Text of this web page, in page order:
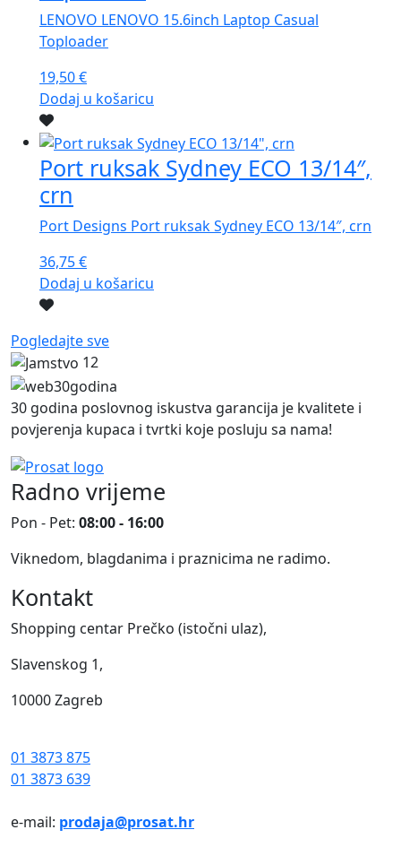
LENOVO LENOVO 15.6inch Laptop Casual
Toploader
19,50€
Dodaj u košaricu
Port ruksak Sydney ECO 13/14″,
crn
Port Designs Port ruksak Sydney ECO 13/14″, crn
36,75€
Dodaj u košaricu
Pogledajte sve
12
30 godina poslovnog iskustva garancija je kvalitete i
povjerenja kupaca i tvrtki koje posluju sa nama!
Radno vrijeme
Pon - Pet: 08:00 - 16:00
Viknedom, blagdanima i praznicima ne radimo.
Kontakt
Shopping centar Prečko (istočni ulaz),
Slavenskog 1,
10000 Zagreb
01 3873 875
01 3873 639
e-mail: prodaja@prosat.hr